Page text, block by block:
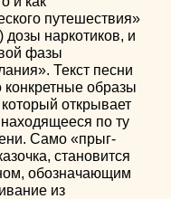
путешествия»
наркотиков, и
фазы
Текст песни
образы
открывает
по ту
Само «прыг-
становится
обозначающим
из